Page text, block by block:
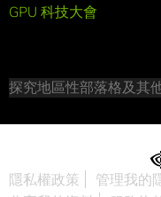
GPU 科技大會
探究地區性部落格及其
隱私權政策 管理我的